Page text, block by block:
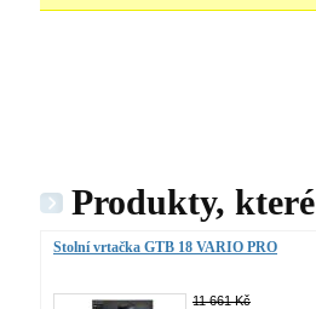
Produkty,
Stolní vrtačka GTB 18 VARIO PRO
11 661 Kč